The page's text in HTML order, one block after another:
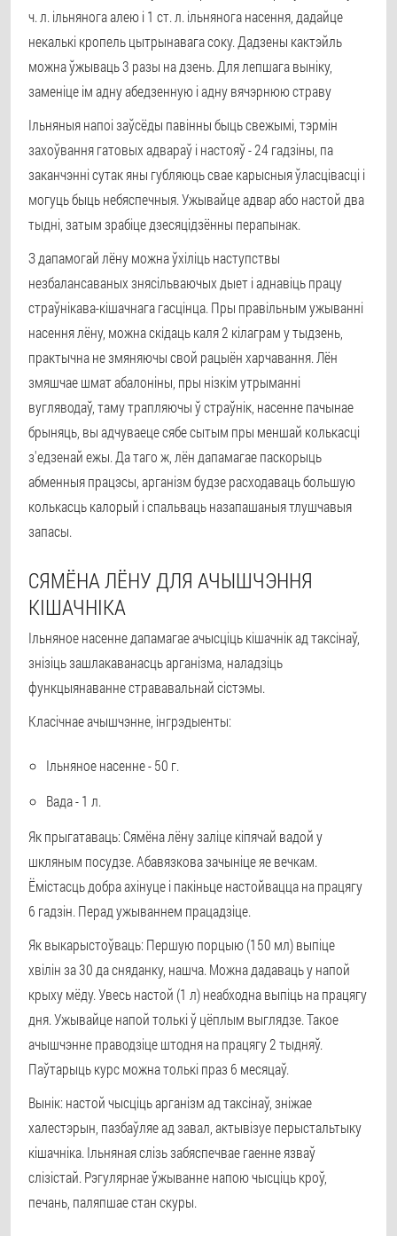
ч. л. ільнянога алею і 1 ст. л. ільнянога насення, дадайце
некалькі кропель цытрынавага соку. Дадзены кактэйль
можна ўжываць 3 разы на дзень. Для лепшага выніку,
заменіце ім адну абедзенную і адну вячэрнюю страву
Ільняныя напоі заўсёды павінны быць свежымі, тэрмін
захоўвання гатовых адвараў і настояў - 24 гадзіны, па
заканчэнні сутак яны губляюць свае карысныя ўласцівасці і
могуць быць небяспечныя. Ужывайце адвар або настой два
тыдні, затым зрабіце дзесяцідзённы перапынак.
З дапамогай лёну можна ўхіліць наступствы
незбалансаваных знясільваючых дыет і аднавіць працу
страўнікава-кішачнага гасцінца. Пры правільным ужыванні
насення лёну, можна скідаць каля 2 кілаграм у тыдзень,
практычна не змяняючы свой рацыён харчавання. Лён
змяшчае шмат абалоніны, пры нізкім утрыманні
вугляводаў, таму трапляючы ў страўнік, насенне пачынае
брыняць, вы адчуваеце сябе сытым пры меншай колькасці
з'едзенай ежы. Да таго ж, лён дапамагае паскорыць
абменныя працэсы, арганізм будзе расходаваць большую
колькасць калорый і спальваць назапашаныя тлушчавыя
запасы.
СЯМЁНА ЛЁНУ ДЛЯ АЧЫШЧЭННЯ
КІШАЧНІКА
Ільняное насенне дапамагае ачысціць кішачнік ад таксінаў,
знізіць зашлакаванасць арганізма, наладзіць
функцыянаванне стрававальнай сістэмы.
Класічнае ачышчэнне, інгрэдыенты:
Ільняное насенне - 50 г.
Вада - 1 л.
Як прыгатаваць: Сямёна лёну заліце кіпячай вадой у
шкляным посудзе. Абавязкова зачыніце яе вечкам.
Ёмістасць добра ахінуце і пакіньце настойвацца на працягу
6 гадзін. Перад ужываннем працадзіце.
Як выкарыстоўваць: Першую порцыю (150 мл) выпіце
хвілін за 30 да сняданку, нашча. Можна дадаваць у напой
крыху мёду. Увесь настой (1 л) неабходна выпіць на працягу
дня. Ужывайце напой толькі ў цёплым выглядзе. Такое
ачышчэнне праводзіце штодня на працягу 2 тыдняў.
Паўтарыць курс можна толькі праз 6 месяцаў.
Вынік: настой чысціць арганізм ад таксінаў, зніжае
халестэрын, пазбаўляе ад завал, актывізуе перыстальтыку
кішачніка. Ільняная слізь забяспечвае гаенне язваў
слізістай. Рэгулярнае ўжыванне напою чысціць кроў,
печань, паляпшае стан скуры.